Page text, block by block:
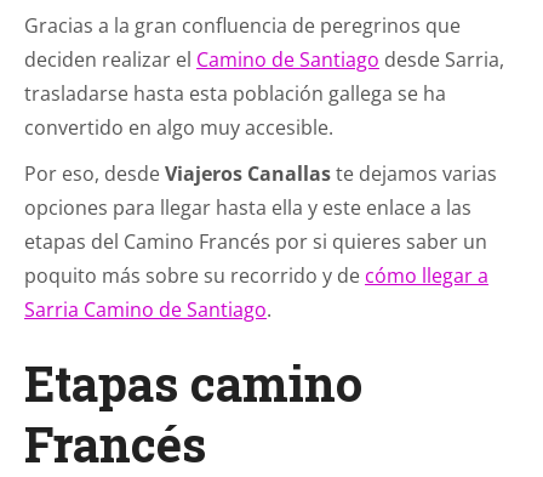
Gracias a la gran confluencia de peregrinos que
deciden realizar el Camino de Santiago desde Sarria,
trasladarse hasta esta población gallega se ha
convertido en algo muy accesible.
Por eso, desdeViajeros Canallaste dejamos varias
opciones para llegar hasta ella y este enlace a las
etapas del Camino Francés por si quieres saber un
poquito más sobre su recorrido y de cómo llegar a
Sarria Camino de Santiago.
Etapas camino
Francés